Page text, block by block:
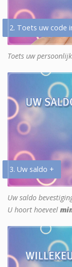
2. Toets uw code
Toets uw
3. Uw saldo +
Uw saldo
U hoort hoeveel